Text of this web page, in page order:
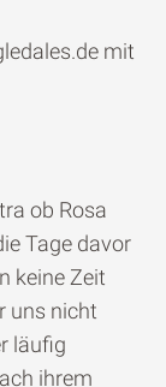
mit
ob Rosa
Tage davor
keine Zeit
uns nicht
läufig
ihrem